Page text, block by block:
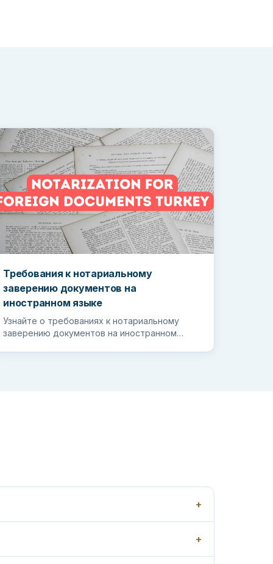
Требования к нотариальному
заверению документов на
иностранном языке
Узнайте о требованиях к нотариальному
заверению документов на иностранном
+
+